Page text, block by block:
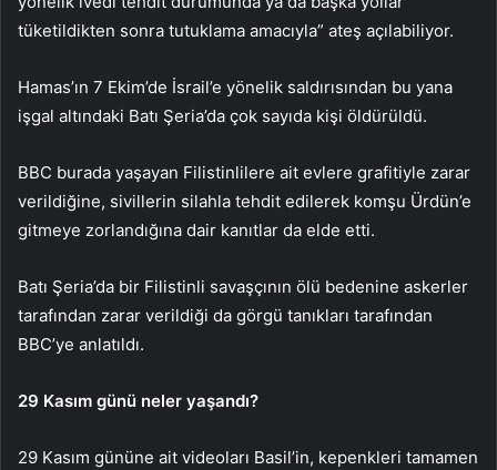
tüketildikten sonra tutuklama amacıyla” ateş açılabiliyor.
Hamas’ın 7 Ekim’de İsrail’e yönelik saldırısından bu yana
işgal altındaki Batı Şeria’da çok sayıda kişi öldürüldü.
BBC burada yaşayan Filistinlilere ait evlere grafitiyle zarar
verildiğine, sivillerin silahla tehdit edilerek komşu Ürdün’e
gitmeye zorlandığına dair kanıtlar da elde etti.
Batı Şeria’da bir Filistinli savaşçının ölü bedenine askerler
tarafından zarar verildiği da görgü tanıkları tarafından
BBC’ye anlatıldı.
29 Kasım günü neler yaşandı?
29 Kasım gününe ait videoları Basil’in, kepenkleri tamamen